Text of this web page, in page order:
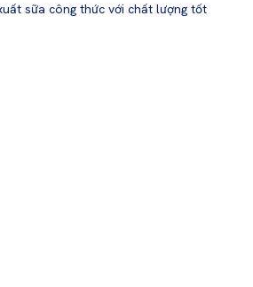
sữa công thức với chất lượng tốt